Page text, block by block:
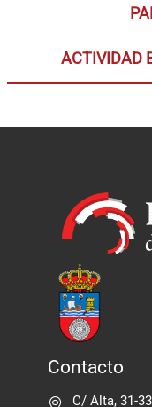
ACTIVIDAD
Contacto
C/ Alta, 31-